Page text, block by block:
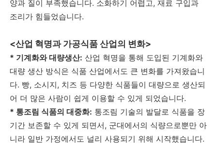
양과 질이 부족했습니다. 소화하기 어렵고, 재료 구입과
조리가 힘들었습니다.
<산업 혁명과 가공식품 산업의 변화>
* 기계화와 대량생산: 산업 혁명을 통해 도입된 기계화와
대량 생산 방식은 식품 산업에서도 큰 변화를 가져왔습니
다. 빵, 소시지, 치즈 등 다양한 식품들이 대량으로 생산되
어 더 많은 사람이 쉽게 이용할 수 있게 되었습니다.
* 통조림 식품의 대중화: 통조림 기술의 발달로 식품을 장
기간 보존할 수 있게 되면서, 군대에서의 식량으로뿐만 아
니라 일반 가정에서도 널리 사용되기 위해 시작했습니다.